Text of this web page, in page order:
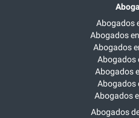
Abogados
Abogados
Abogados
Abogados
Abogados
Abogados
Abogados
Abogados